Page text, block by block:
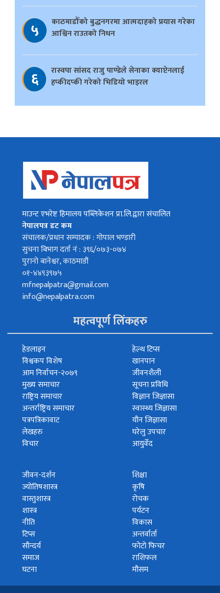
५
काठमाडौँको बुद्धनगरमा आत्मदाहको प्रयास गरेका
आश्विन राउतको निधन
६
रास्वपा सांसद राजु पाण्डेले सेनाका क्याप्टेनलाई
हप्कीदप्की गरेको भिडियो भाइरल
माउन्ट एभरेष्ट हिमालय पब्लिकेशन प्रा.लि.द्वारा संचालित
नेपालपत्र डट कम
संचालक/प्रधान सम्पादक : गोपाल भण्डारी
सुचना बिभाग दर्ता नं : ३९६/०७३-०७४
पुरानो बानेश्वर, काठमाडौं
०१-४४९३९७५
mfnepalpatra@gmail.com
info@nepalpatra.com
महत्वपूर्ण लिंकहरु
हेडलाइन
विश्वकप विशेष
आम निर्वाचन-२०७९
मुख्य समाचार
राष्ट्रिय समाचार
अन्तर्राष्ट्रिय समाचार
पत्रपत्रिकावाट
लेखहरु
विचार
हेल्थ टिप्स
खानपान
जीवनशैली
सूचना प्रविधि
विज्ञान जिज्ञासा
स्वास्थ्य जिज्ञासा
यौन जिज्ञासा
घरेलु उपचार
आयुर्वेद
जीवन-दर्शन
ज्योतिषशास्त्र
वास्तुशास्त्र
शास्त्र
नीति
टिप्स
सौन्दर्य
समाज
घटना
शिक्षा
कृषि
रोचक
पर्यटन
विकास
अन्तर्वार्ता
फोटो फिचर
राशिफल
मौसम